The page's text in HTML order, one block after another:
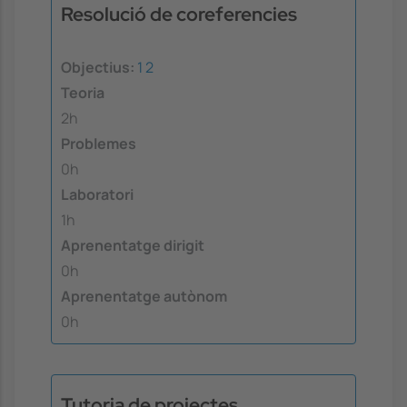
Resolució de coreferencies
Objectius: 1 2
Teoria
2h
Problemes
0h
Laboratori
1h
Aprenentatge dirigit
0h
Aprenentatge autònom
0h